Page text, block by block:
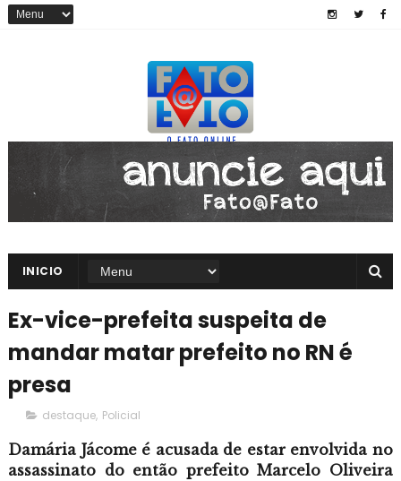
INICIO
Ex-vice-prefeita suspeita de
mandar matar prefeito no RN é
presa
destaque, Policial
Damária Jácome é acusada de estar envolvida no
assassinato do então prefeito Marcelo Oliveira